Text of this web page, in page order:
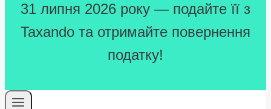
31 липня 2026 року — подайте її з
Taxando та отримайте повернення
податку!